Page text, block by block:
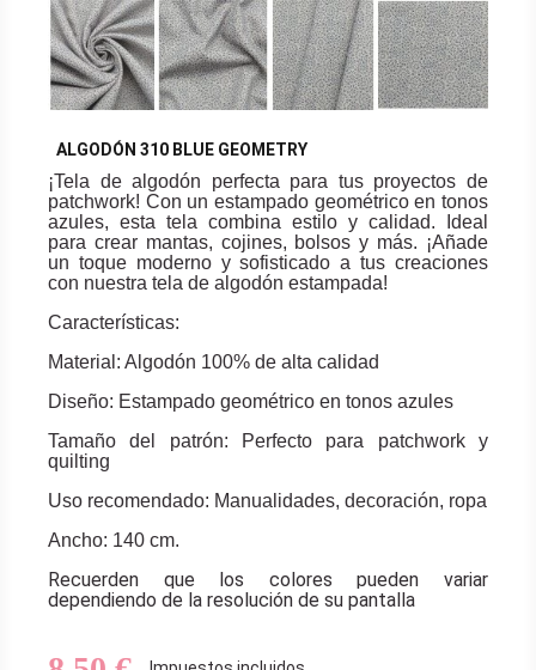
ALGODÓN 310 BLUE GEOMETRY
¡Tela de algodón perfecta para tus proyectos de
patchwork! Con un estampado geométrico en tonos
azules, esta tela combina estilo y calidad. Ideal
para crear mantas, cojines, bolsos y más. ¡Añade
un toque moderno y sofisticado a tus creaciones
con nuestra tela de algodón estampada!
Características:
Material: Algodón 100% de alta calidad
Diseño: Estampado geométrico en tonos azules
Tamaño del patrón: Perfecto para patchwork y
quilting
Uso recomendado: Manualidades, decoración, ropa
Ancho: 140 cm.
Recuerden que los colores pueden variar
dependiendo de la resolución de su pantalla